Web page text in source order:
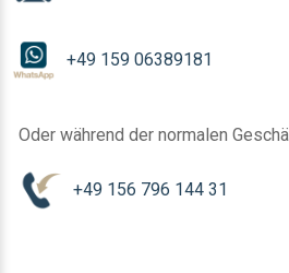
+49 159 06389181
Oder während der normalen
+49 156 796 144 31